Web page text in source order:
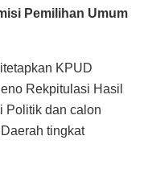
Pemilihan Umum
KPUD
Rekpitulasi Hasil
Politik dan calon
tingkat